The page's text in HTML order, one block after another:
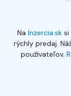
Na Inzercia.sksi
rýchly predaj.
používateľov.